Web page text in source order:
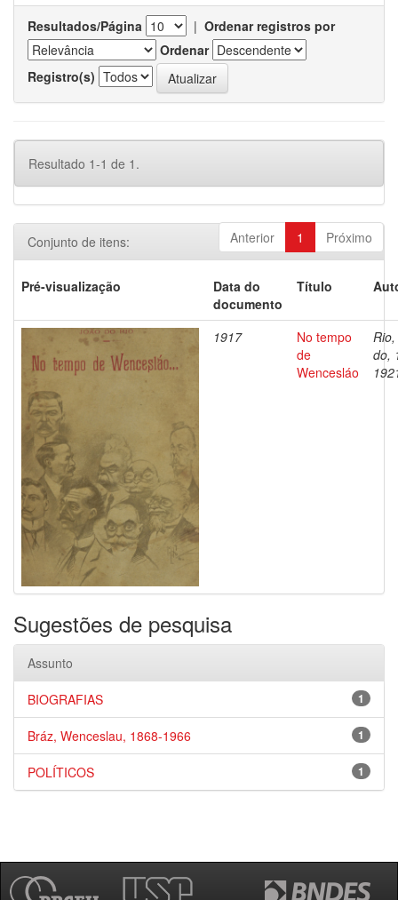
Resultados/Página | Ordenar registros por
Ordenar
Registro(s)
Resultado 1-1 de 1.
Anterior 1 Próximo
Conjunto de itens:
Pré-visualização
Data do
documento
Título
1917
No tempo
de
Wencesláo
do,
Sugestões de pesquisa
Assunto
1
BIOGRAFIAS
1
Bráz, Wenceslau, 1868-1966
1
POLÍTICOS